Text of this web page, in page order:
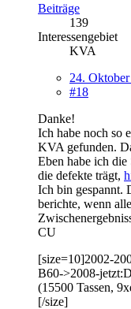
Beiträge
139
Interessengebiet
KVA
24.
#18
Danke!
Ich habe noch so
KVA gefunden.
Eben habe ich
die defekte trägt,
Ich bin gespannt.
berichte, wenn
CU
[size=10]2002-
B60->2008-
(15500 Tassen,
[/size]